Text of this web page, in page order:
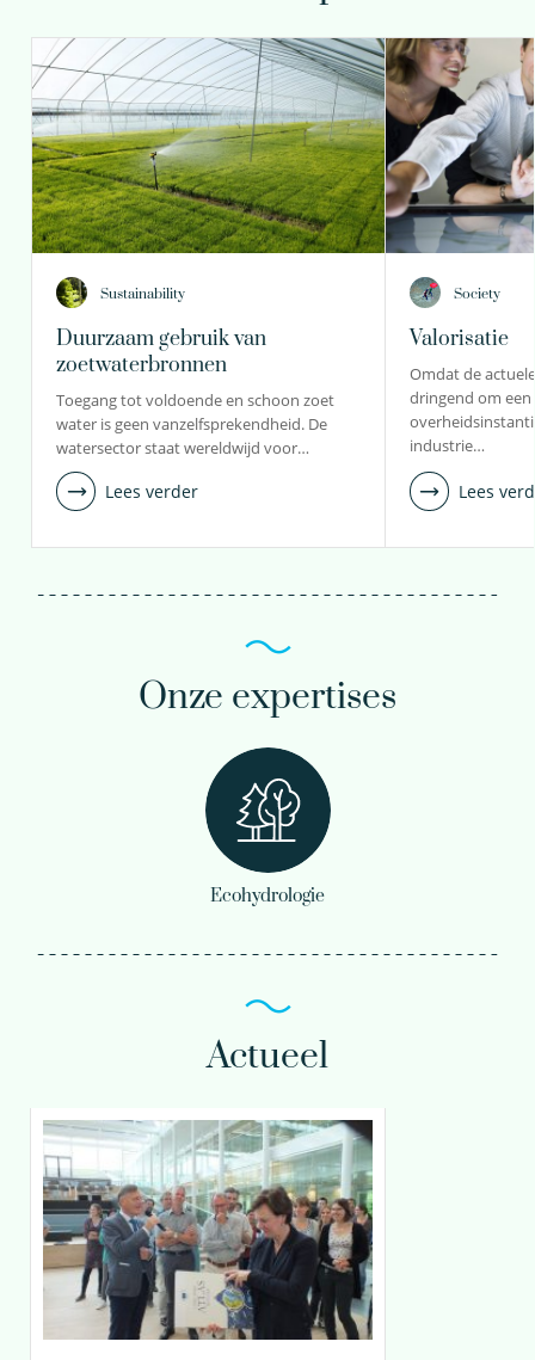
Sustainability
Duurzaam gebruik van
zoetwaterbronnen
Toegang tot voldoende en schoon zoet
water is geen vanzelfsprekendheid. De
watersector staat wereldwijd voor…
Lees verder
Society
Valorisatie
Omdat de
dringend om
industrie…
Lees
Onze expertises
Ecohydrologie
Actueel